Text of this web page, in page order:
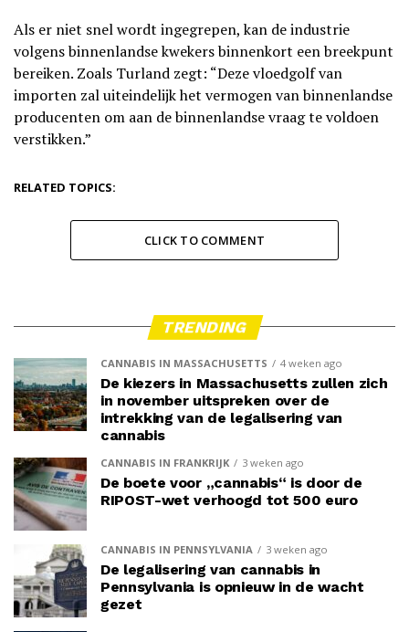
Als er niet snel wordt ingegrepen, kan de industrie
volgens binnenlandse kwekers binnenkort een breekpunt
bereiken. Zoals Turland zegt: “Deze vloedgolf van
importen zal uiteindelijk het vermogen van binnenlandse
producenten om aan de binnenlandse vraag te voldoen
verstikken.”
RELATED TOPICS:
CLICK TO COMMENT
TRENDING
CANNABIS IN MASSACHUSETTS 4 weken ago
De kiezers in Massachusetts zullen zich
in november uitspreken over de
intrekking van de legalisering van
cannabis
CANNABIS IN FRANKRIJK 3 weken ago
De boete voor „cannabis“ is door de
RIPOST-wet verhoogd tot 500 euro
CANNABIS IN PENNSYLVANIA 3 weken ago
De legalisering van cannabis in
Pennsylvania is opnieuw in de wacht
gezet